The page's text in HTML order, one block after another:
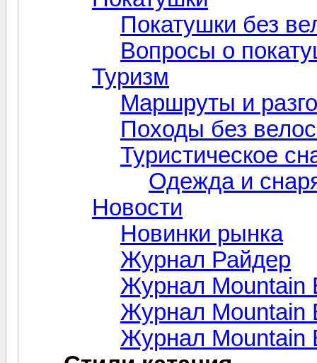
Покатушки без
Вопросы о
Туризм
Маршруты и
Походы без
Туристическое
Одежда и
Новости
Новинки рынка
Журнал Райдер
Журнал Mountain
Журнал Mountain
Журнал Mountain